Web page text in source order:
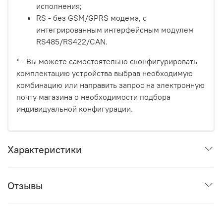
исполнения;
RS - без GSM/GPRS модема, с
интегрированным интерфейсным модулем
RS485/RS422/CAN.
* - Вы можете самостоятельно сконфигурировать
комплектацию устройства выбрав необходимую
комбинацию или направить запрос на электронную
почту магазина о необходимости подбора
индивидуальной конфигурации.
Характеристики
Отзывы